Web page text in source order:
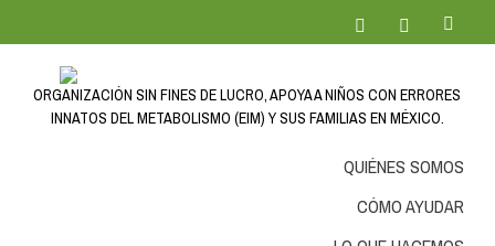
ORGANIZACIÓN SIN FINES DE LUCRO, APOYA A NIÑOS CON ERRORES
INNATOS DEL METABOLISMO (EIM) Y SUS FAMILIAS EN MÉXICO.
QUIÉNES SOMOS
CÓMO AYUDAR